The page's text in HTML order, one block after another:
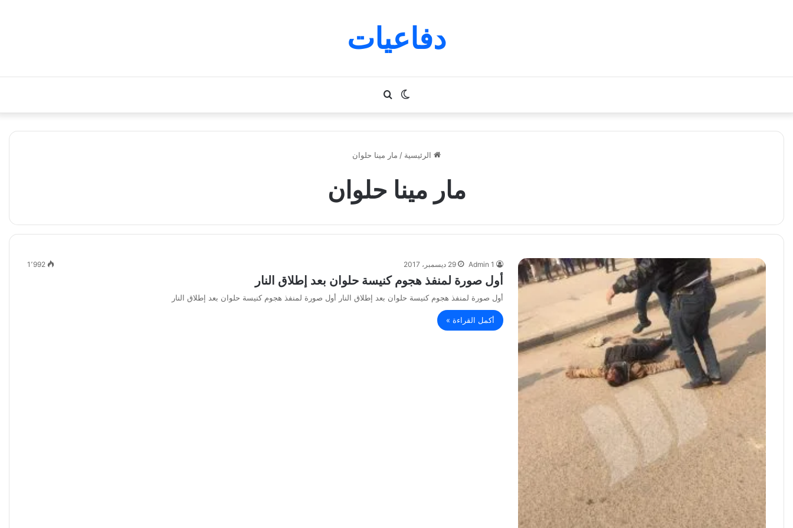
دفاعيات
بحث
عن
الوضع
المظلم
الرئيسية / مار مينا حلوان
مار مينا حلوان
Admin 1 29 ديسمبر، 2017 1٬992
أول صورة لمنفذ هجوم كنيسة حلوان بعد إطلاق النار
أول صورة لمنفذ هجوم كنيسة حلوان بعد إطلاق النار أول صورة لمنفذ هجوم كنيسة حلوان بعد إطلاق النار
أكمل القراءة »